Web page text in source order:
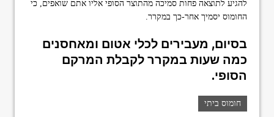
להגיע לתוצאה פחות סמיכה מהתוצר הסופי אליו אתם שואפים, כי
החומוס יסמיך אחר-כך במקרר.
בסיום, מעבירים לכלי אטום ומאחסנים
כמה שעות במקרר לקבלת המרקם
הסופי.
חומוס ביתי